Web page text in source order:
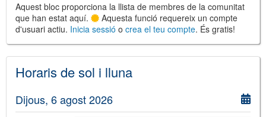
Aquest bloc proporciona la llista de membres de la comunitat
que han estat aquí.
Aquesta funció requereix un compte
d'usuari actiu. Inicia sessió o crea el teu compte. És gratis!
Horaris de sol i lluna
Dijous, 6 agost 2026